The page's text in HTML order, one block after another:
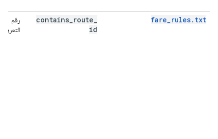
fare_rules.txt
contains route
id
رقم
التعريف